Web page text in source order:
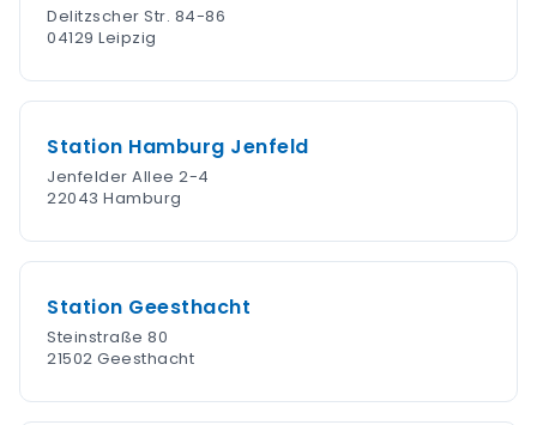
Delitzscher Str. 84-86
04129 Leipzig
Station Hamburg Jenfeld
Jenfelder Allee 2-4
22043 Hamburg
Station Geesthacht
Steinstraße 80
21502 Geesthacht